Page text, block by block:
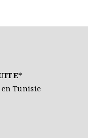
Tunisie